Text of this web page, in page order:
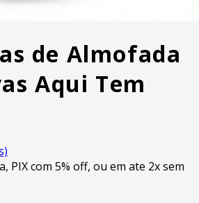
de Almofada
Aqui Tem
PIX com 5% off, ou em ate 2x sem